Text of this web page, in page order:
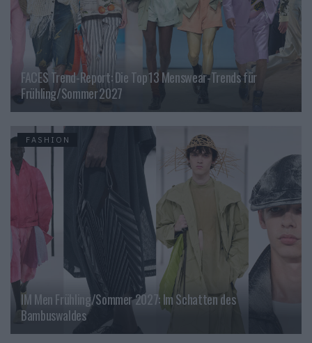
FACES Trend-Report: Die Top 13 Menswear-Trends für
Frühling/Sommer 2027
FASHION
IM Men Frühling/Sommer 2027: Im Schatten des
Bambuswaldes